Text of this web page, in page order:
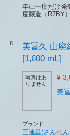
年に一度だけ発
度醸造（R7BY
8.
美冨久 山廃
[1,800 mL]
写真はあ
りません
¥
美
ブランド
三連星(さんれ